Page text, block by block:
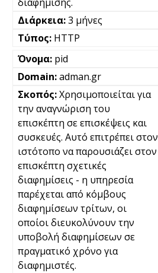
3 μήνες
HTTP
pid
adman.gr
Χρησιμοποιείται για
την αναγνώριση του
επισκέπτη σε επισκέψεις και
συσκευές. Αυτό επιτρέπει στον
ιστότοπο να παρουσιάζει στον
επισκέπτη σχετικές
διαφημίσεις - η υπηρεσία
παρέχεται από κόμβους
διαφημίσεων τρίτων, οι
οποίοι διευκολύνουν την
υποβολή διαφημίσεων σε
πραγματικό χρόνο για
διαφημιστές.